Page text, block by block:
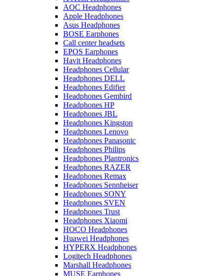
AOC Headphones
Apple Headphones
Asus Headphones
BOSE Earphones
Call center headsets
EPOS Earphones
Havit Headphones
Headphones Cellular
Headphones DELL
Headphones Edifier
Headphones Gembird
Headphones HP
Headphones JBL
Headphones Kingston
Headphones Lenovo
Headphones Panasonic
Headphones Philips
Headphones Plantronics
Headphones RAZER
Headphones Remax
Headphones Sennheiser
Headphones SONY
Headphones SVEN
Headphones Trust
Headphones Xiaomi
HOCO Headphones
Huawei Headphones
HYPERX Headphones
Logitech Headphones
Marshall Headphones
MUSE Earphones